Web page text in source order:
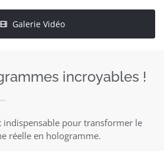
Galerie Vidéo
incroyables !
pour transformer le
réelle en hologramme.